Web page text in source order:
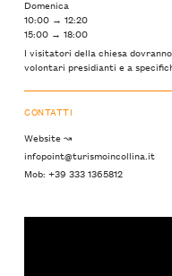
Domenica
10:00 → 12:20
15:00 → 18:00
I visitatori della chiesa
volontari presidianti e a
CONTATTI
Website ↝
infopoint@turismoincollina.it
Mob: +39 333 1365812